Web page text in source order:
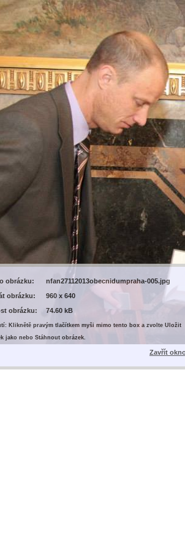
obrázku:
nfan27112013obecnidumpraha-005.jpg
obrázku:
960 x 640
obrázku:
74.60 kB
Kliknětě pravým tlačítkem myši mimo tento box a zvolte Uložit
jako nebo Stáhnout obrázek.
Zavřít